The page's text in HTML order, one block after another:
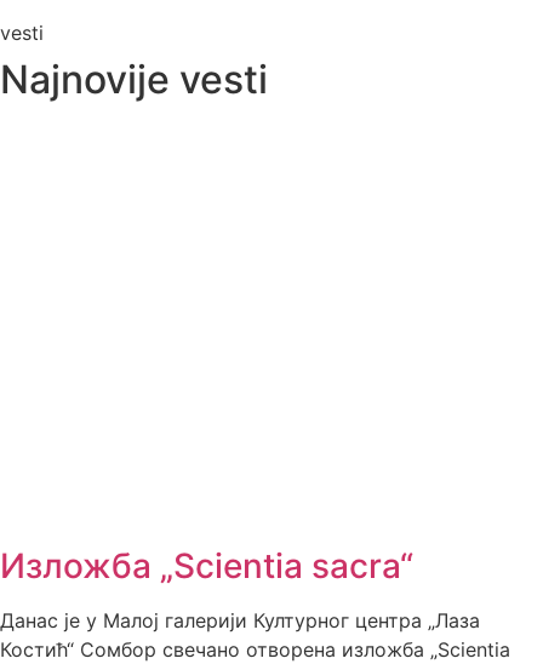
vesti
Najnovije vesti
Изложба „Scientia sacra“
Данас је у Малој галерији Културног центра „Лаза
Костић“ Сомбор свечано отворена изложба „Scientia